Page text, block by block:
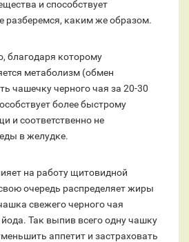
и способствует
разберемся, каким же образом.
благодаря которому
метаболизм (обмен
чашечку черного чая за 20-30
более быстрому
и соответственно не
в желудке.
на работу щитовидной
очередь распределяет жиры
свежего черного чая
Так выпив всего одну чашку
аппетит и застраховать